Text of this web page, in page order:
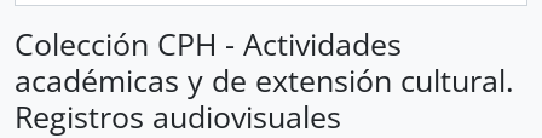
Colección CPH - Actividades
académicas y de extensión cultural.
Registros audiovisuales